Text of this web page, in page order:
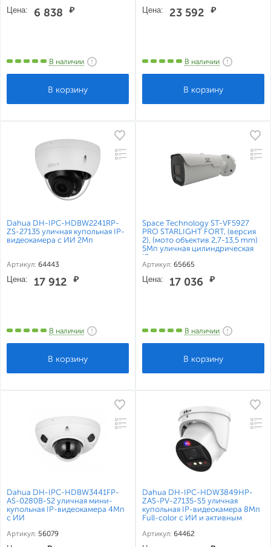
Цена: 6 838 ₽
В наличии
Цена: 23 592 ₽
В наличии
Dahua DH-IPC-HDBW2241RP-
ZS-27135 уличная купольная IP-
видеокамера с ИИ 2Мп
Артикул: 64443
Цена: 17 912 ₽
В наличии
Space Technology ST-VF5927
PRO STARLIGHT FORT, (версия
2), (мото объектив 2,7-13,5 mm)
5Мп уличная цилиндрическая
IP-камера
Артикул: 65665
Цена: 17 036 ₽
В наличии
Dahua DH-IPC-HDBW3441FP-
AS-0280B-S2 уличная мини-
купольная IP-видеокамера 4Мп
с ИИ
Артикул: 56079
Dahua DH-IPC-HDW3849HP-
ZAS-PV-27135-S5 уличная
купольная IP-видеокамера 8Мп
Full-color с ИИ и активным
Артикул: 64462